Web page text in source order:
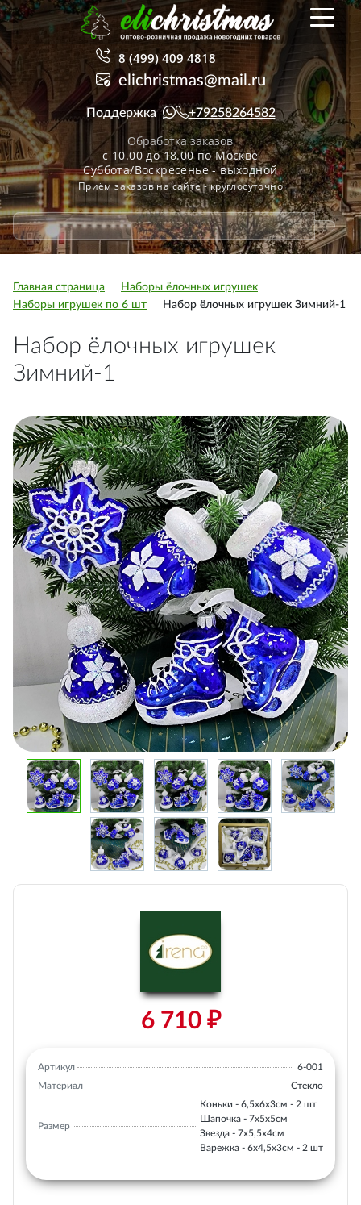
8 (499) 409 4818
elichristmas@mail.ru
Поддержка +79258264582
Обработка заказов
с 10.00 до 18.00 по Москве
Суббота/Воскресенье - выходной
Приём заказов на сайте - круглосуточно
Главная страница
Наборы ёлочных игрушек
Наборы игрушек по 6 шт
Набор ёлочных игрушек Зимний-1
Набор ёлочных игрушек
Зимний-1
6 710 ₽
Артикул
6-001
Материал
Стекло
Размер
Коньки - 6,5х6х3см - 2 шт
Шапочка - 7х5х5см
Звезда - 7х5,5х4см
Варежка - 6х4,5х3см - 2 шт